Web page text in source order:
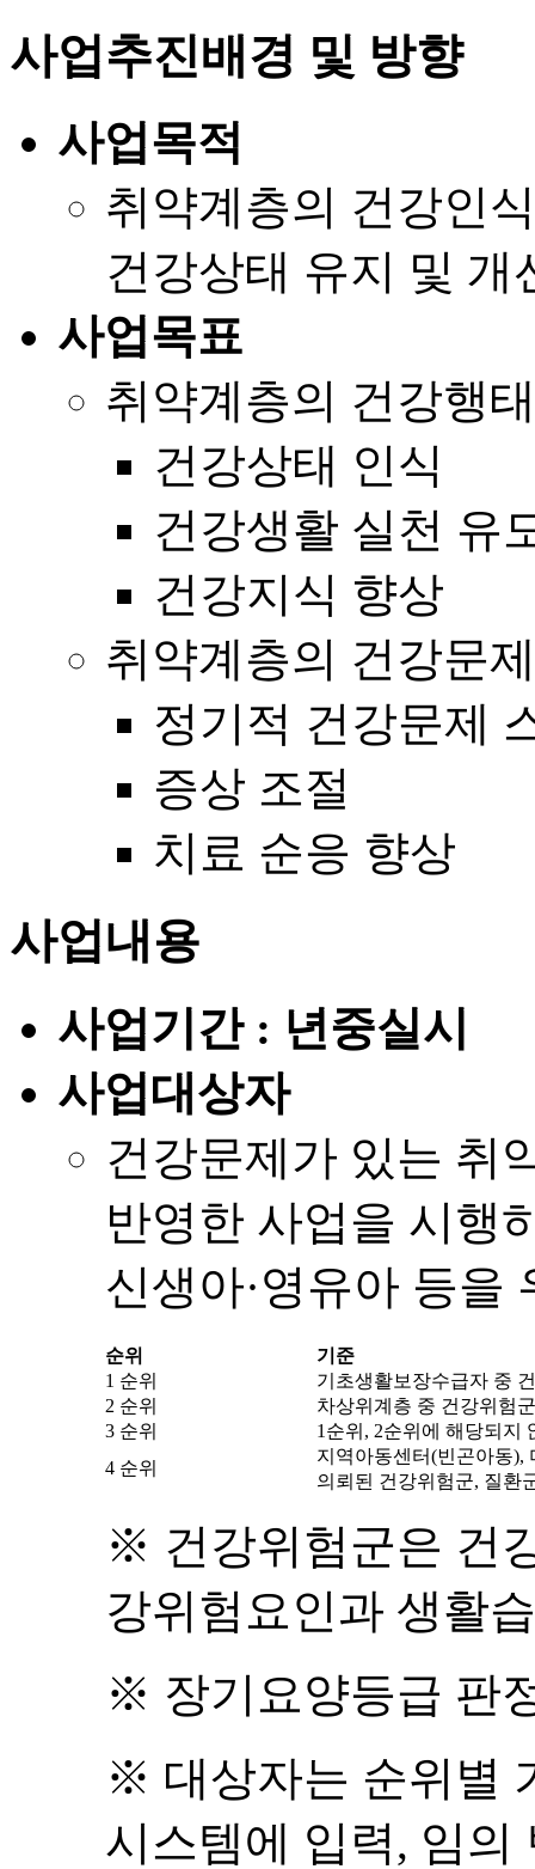
사업추진배경 및 방향
사업목적
취약계층의 건강인
건강상태 유지 및 개
사업목표
취약계층의 건강행
건강상태 인식
건강생활 실천 유
건강지식 향상
취약계층의 건강문
정기적 건강문제
증상 조절
치료 순응 향상
사업내용
사업기간 : 년중실시
사업대상자
건강문제가 있는 취
반영한 사업을 시행
신생아·영유아 등을
순위
기준
1 순위
기초생활보장수급자 중
2 순위
차상위계층 중 건강위험
3 순위
1순위, 2순위에 해당되지
4 순위
지역아동센터(빈곤아동),
의뢰된 건강위험군, 질환
※ 건강위험군은 건
강위험요인과 생활
※ 장기요양등급 판
※ 대상자는 순위별
시스템에 입력, 임의